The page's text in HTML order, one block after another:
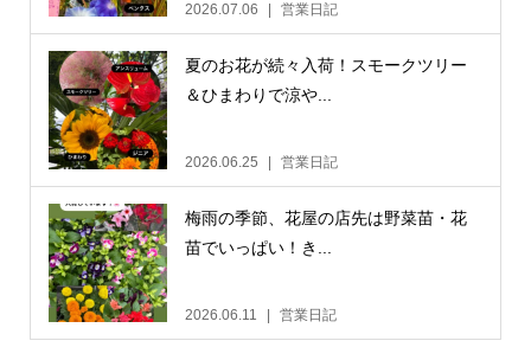
2026.07.06 営業日記
夏のお花が続々入荷！スモークツリー
＆ひまわりで涼や...
2026.06.25 営業日記
梅雨の季節、花屋の店先は野菜苗・花
苗でいっぱい！き...
2026.06.11 営業日記